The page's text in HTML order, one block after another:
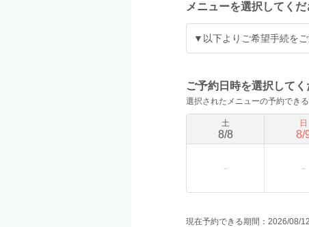
メニューを選択してくだ
▼以下よりご希望手続を
ご予約日時を選択して
選択されたメニューの予約でき
土
8/8
日
8/
現在予約できる期間：2026/08/